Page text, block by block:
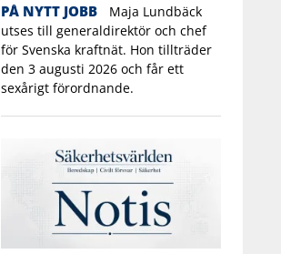
PÅ NYTT JOBB
Maja Lundbäck
utses till generaldirektör och chef
för Svenska kraftnät. Hon tillträder
den 3 augusti 2026 och får ett
sexårigt förordnande.